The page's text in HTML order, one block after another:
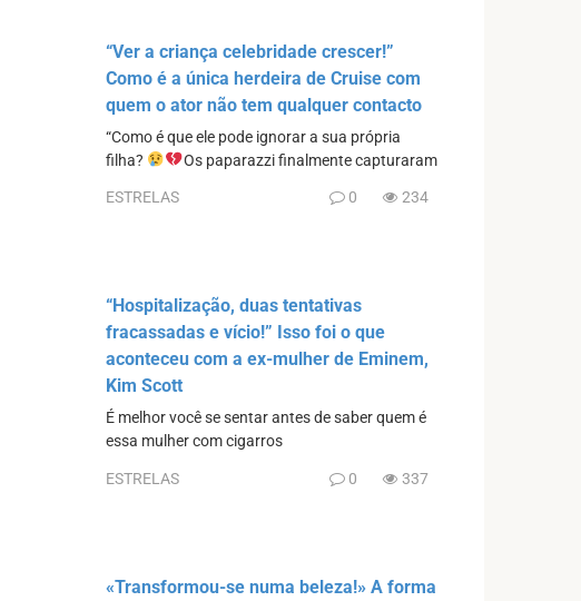
“Ver a criança celebridade crescer!”
Como é a única herdeira de Cruise com
quem o ator não tem qualquer contacto
“Como é que ele pode ignorar a sua própria
filha?
Os paparazzi finalmente capturaram
ESTRELAS 0 234
“Hospitalização, duas tentativas
fracassadas e vício!” Isso foi o que
aconteceu com a ex-mulher de Eminem,
Kim Scott
É melhor você se sentar antes de saber quem é
essa mulher com cigarros
ESTRELAS 0 337
«Transformou-se numa beleza!» A forma